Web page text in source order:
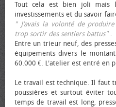
Tout cela est bien joli mais
investissements et du savoir
" J’avais la volonté de
trop sortir des sentiers battus".
Entre un trieur neuf, des
équipements divers le
60.000 €. L'atelier est entré en
Le travail est technique. Il faut
poussières et surtout éviter
temps de travail est long,